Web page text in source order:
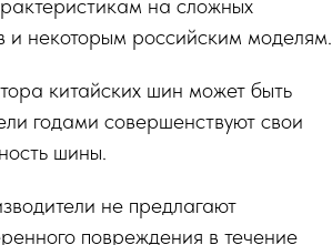
на сложных
и некоторым российским моделям.
китайских шин может быть
годами совершенствуют свои
шины.
не предлагают
повреждения в течение